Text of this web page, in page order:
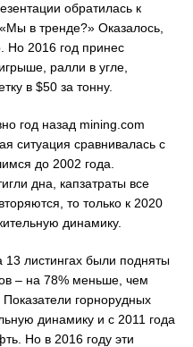
обратилась к
в тренде?» Оказалось,
Но 2016 год принес
ралли в угле,
в $50 за тонну.
год назад mining.com
ситуация сравнивалась с
до 2002 года.
дна, капзатраты все
то только к 2020
динамику.
13 листингах были подняты
– на 78% меньше, чем
горнорудных
динамику и с 2011 года
Но в 2016 году эти